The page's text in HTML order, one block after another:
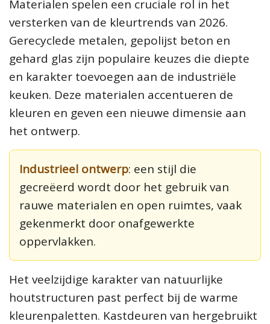
Materialen spelen een cruciale rol in het
versterken van de kleurtrends van 2026.
Gerecyclede metalen, gepolijst beton en
gehard glas zijn populaire keuzes die diepte
en karakter toevoegen aan de industriële
keuken. Deze materialen accentueren de
kleuren en geven een nieuwe dimensie aan
het ontwerp.
Industrieel ontwerp: een stijl die
gecreëerd wordt door het gebruik van
rauwe materialen en open ruimtes, vaak
gekenmerkt door onafgewerkte
oppervlakken.
Het veelzijdige karakter van natuurlijke
houtstructuren past perfect bij de warme
kleurenpaletten. Kastdeuren van hergebruikt